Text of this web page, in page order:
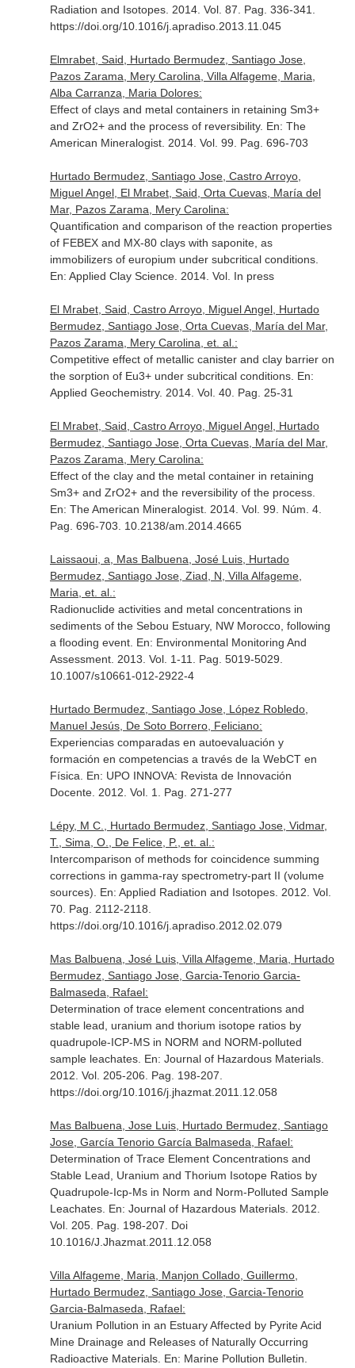
Radiation and Isotopes. 2014. Vol. 87. Pag. 336-341.
https://doi.org/10.1016/j.apradiso.2013.11.045
Elmrabet, Said, Hurtado Bermudez, Santiago Jose,
Pazos Zarama, Mery Carolina, Villa Alfageme, Maria,
Alba Carranza, Maria Dolores:
Effect of clays and metal containers in retaining Sm3+
and ZrO2+ and the process of reversibility. En: The
American Mineralogist. 2014. Vol. 99. Pag. 696-703
Hurtado Bermudez, Santiago Jose, Castro Arroyo,
Miguel Angel, El Mrabet, Said, Orta Cuevas, María del
Mar, Pazos Zarama, Mery Carolina:
Quantification and comparison of the reaction properties
of FEBEX and MX-80 clays with saponite, as
immobilizers of europium under subcritical conditions.
En: Applied Clay Science. 2014. Vol. In press
El Mrabet, Said, Castro Arroyo, Miguel Angel, Hurtado
Bermudez, Santiago Jose, Orta Cuevas, María del Mar,
Pazos Zarama, Mery Carolina, et. al.:
Competitive effect of metallic canister and clay barrier on
the sorption of Eu3+ under subcritical conditions. En:
Applied Geochemistry. 2014. Vol. 40. Pag. 25-31
El Mrabet, Said, Castro Arroyo, Miguel Angel, Hurtado
Bermudez, Santiago Jose, Orta Cuevas, María del Mar,
Pazos Zarama, Mery Carolina:
Effect of the clay and the metal container in retaining
Sm3+ and ZrO2+ and the reversibility of the process.
En: The American Mineralogist. 2014. Vol. 99. Núm. 4.
Pag. 696-703. 10.2138/am.2014.4665
Laissaoui, a, Mas Balbuena, José Luis, Hurtado
Bermudez, Santiago Jose, Ziad, N, Villa Alfageme,
Maria, et. al.:
Radionuclide activities and metal concentrations in
sediments of the Sebou Estuary, NW Morocco, following
a flooding event. En: Environmental Monitoring And
Assessment. 2013. Vol. 1-11. Pag. 5019-5029.
10.1007/s10661-012-2922-4
Hurtado Bermudez, Santiago Jose, López Robledo,
Manuel Jesús, De Soto Borrero, Feliciano:
Experiencias comparadas en autoevaluación y
formación en competencias a través de la WebCT en
Física. En: UPO INNOVA: Revista de Innovación
Docente. 2012. Vol. 1. Pag. 271-277
Lépy, M C., Hurtado Bermudez, Santiago Jose, Vidmar,
T., Sima, O., De Felice, P., et. al.:
Intercomparison of methods for coincidence summing
corrections in gamma-ray spectrometry-part II (volume
sources). En: Applied Radiation and Isotopes. 2012. Vol.
70. Pag. 2112-2118.
https://doi.org/10.1016/j.apradiso.2012.02.079
Mas Balbuena, José Luis, Villa Alfageme, Maria, Hurtado
Bermudez, Santiago Jose, Garcia-Tenorio Garcia-
Balmaseda, Rafael:
Determination of trace element concentrations and
stable lead, uranium and thorium isotope ratios by
quadrupole-ICP-MS in NORM and NORM-polluted
sample leachates. En: Journal of Hazardous Materials.
2012. Vol. 205-206. Pag. 198-207.
https://doi.org/10.1016/j.jhazmat.2011.12.058
Mas Balbuena, Jose Luis, Hurtado Bermudez, Santiago
Jose, García Tenorio García Balmaseda, Rafael:
Determination of Trace Element Concentrations and
Stable Lead, Uranium and Thorium Isotope Ratios by
Quadrupole-Icp-Ms in Norm and Norm-Polluted Sample
Leachates. En: Journal of Hazardous Materials. 2012.
Vol. 205. Pag. 198-207. Doi
10.1016/J.Jhazmat.2011.12.058
Villa Alfageme, Maria, Manjon Collado, Guillermo,
Hurtado Bermudez, Santiago Jose, Garcia-Tenorio
Garcia-Balmaseda, Rafael:
Uranium Pollution in an Estuary Affected by Pyrite Acid
Mine Drainage and Releases of Naturally Occurring
Radioactive Materials. En: Marine Pollution Bulletin